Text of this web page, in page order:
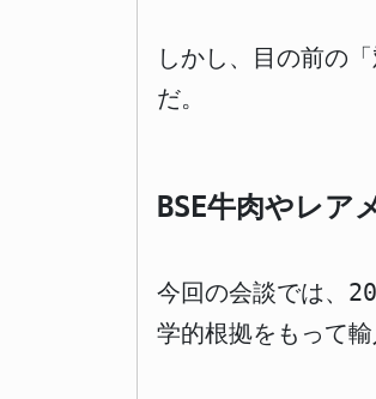
しかし、目の前の
だ。
BSE牛肉やレア
今回の会談では、
学的根拠をもって